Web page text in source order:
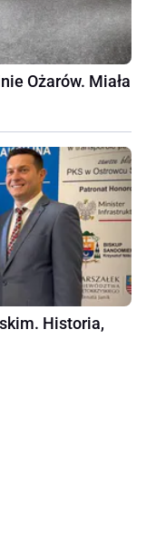
Ożarów. Miała
Historia,